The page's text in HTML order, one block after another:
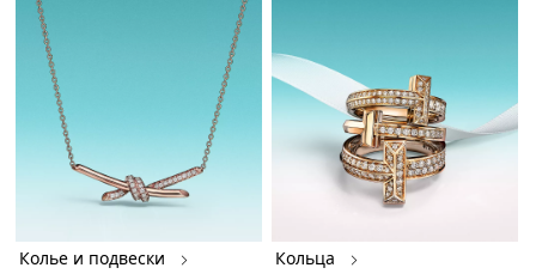
Колье и подвески Кольца